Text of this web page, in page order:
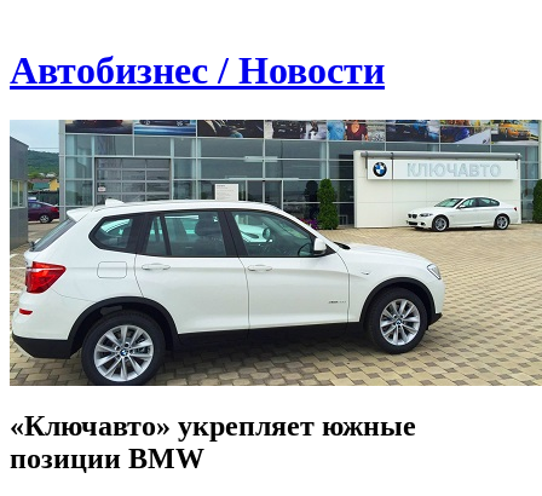
Автобизнес / Новости
«Ключавто» укрепляет южные
позиции BMW